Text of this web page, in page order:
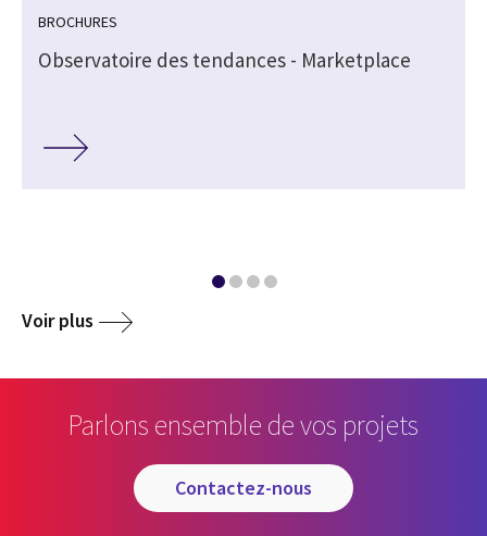
BROCHURES
Observatoire des tendances - Marketplace
Voir plus
Parlons ensemble de vos projets
contactez-nous